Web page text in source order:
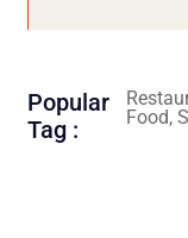
Popular
Tag :
Food,